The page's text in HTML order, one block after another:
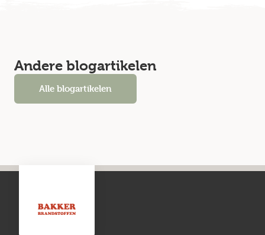
Andere blogartikelen
Alle blogartikelen